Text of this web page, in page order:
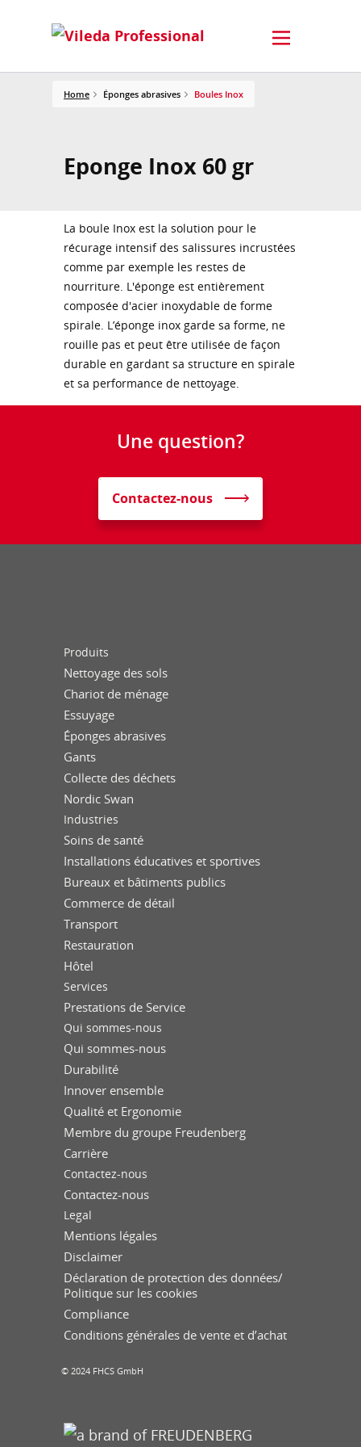
Home Éponges abrasives Boules Inox
Eponge Inox 60 gr
La boule Inox est la solution pour le
récurage intensif des salissures incrustées
comme par exemple les restes de
nourriture. L'éponge est entièrement
composée d'acier inoxydable de forme
spirale. L’éponge inox garde sa forme, ne
rouille pas et peut être utilisée de façon
durable en gardant sa structure en spirale
et sa performance de nettoyage.
Une question?
Contactez-nous
Produits
Nettoyage des sols
Chariot de ménage
Essuyage
Éponges abrasives
Gants
Collecte des déchets
Nordic Swan
Industries
Soins de santé
Installations éducatives et sportives
Bureaux et bâtiments publics
Commerce de détail
Transport
Restauration
Hôtel
Services
Prestations de Service
Qui sommes-nous
Qui sommes-nous
Durabilité
Innover ensemble
Qualité et Ergonomie
Membre du groupe Freudenberg
Carrière
Contactez-nous
Contactez-nous
Legal
Mentions légales
Disclaimer
Déclaration de protection des données/
Politique sur les cookies
Compliance
Conditions générales de vente et d’achat
© 2024 FHCS GmbH